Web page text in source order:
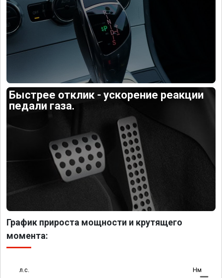
Быстрее отклик - ускорение реакции
педали газа.
График прироста мощности и крутящего
момента:
л.с. Нм